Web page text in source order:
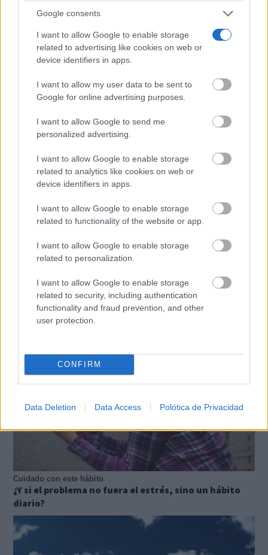
Google consents
I want to allow Google to enable storage
related to advertising like cookies on web or
device identifiers in apps.
I want to allow my user data to be sent to
Google for online advertising purposes.
I want to allow Google to send me
personalized advertising.
I want to allow Google to enable storage
related to analytics like cookies on web or
device identifiers in apps.
I want to allow Google to enable storage
related to functionality of the website or app.
I want to allow Google to enable storage
related to personalization.
I want to allow Google to enable storage
related to security, including authentication
functionality and fraud prevention, and other
user protection.
CONFIRM
Data Deletion Data Access Polótica de Privacidad
Esa canción antigua que no olvidas tiene una
¿De verdad hacen esto?
Costumbres que rompen todos los esquemas
Cuidado con este hábito
¿Y si el problema no fuera el estrés, sino un hábito
diario?